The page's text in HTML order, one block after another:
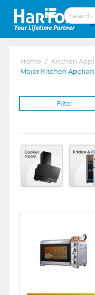
Home / Kitchen
Major Kitchen
Filter